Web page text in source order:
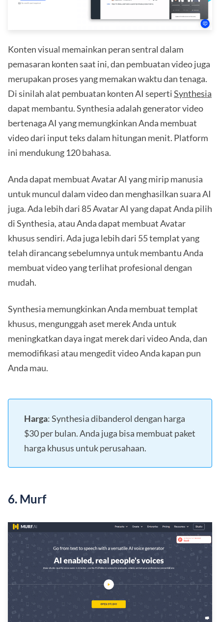
Konten visual memainkan peran sentral dalam
pemasaran konten saat ini, dan pembuatan video juga
merupakan proses yang memakan waktu dan tenaga.
Di sinilah alat pembuatan konten AI sepertiSynthesia
dapat membantu. Synthesia adalah generator video
bertenaga AI yang memungkinkan Anda membuat
video dari input teks dalam hitungan menit. Platform
ini mendukung 120 bahasa.
Anda dapat membuat Avatar AI yang mirip manusia
untuk muncul dalam video dan menghasilkan suara AI
juga. Ada lebih dari 85 Avatar AI yang dapat Anda pilih
di Synthesia, atau Anda dapat membuat Avatar
khusus sendiri. Ada juga lebih dari 55 templat yang
telah dirancang sebelumnya untuk membantu Anda
membuat video yang terlihat profesional dengan
mudah.
Synthesia memungkinkan Anda membuat templat
khusus, mengunggah aset merek Anda untuk
meningkatkan daya ingat merek dari video Anda, dan
memodifikasi atau mengedit video Anda kapan pun
Anda mau.
Harga: Synthesia dibanderol dengan harga
$30 per bulan. Anda juga bisa membuat paket
harga khusus untuk perusahaan.
6. Murf